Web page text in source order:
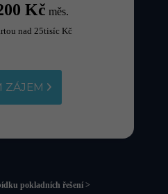
Kč měs.
nad 25tisíc Kč
ZÁJEM
pokladních řešení >